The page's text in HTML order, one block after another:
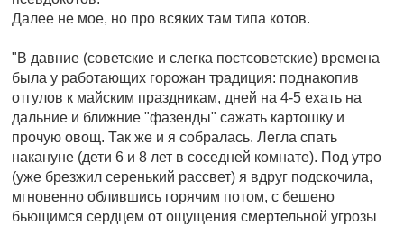
Далее не мое, но про всяких там типа котов.
"В давние (советские и слегка постсоветские) времена
была у работающих горожан традиция: поднакопив
отгулов к майским праздникам, дней на 4-5 ехать на
дальние и ближние "фазенды" сажать картошку и
прочую овощ. Так же и я собралась. Легла спать
накануне (дети 6 и 8 лет в соседней комнате). Под утро
(уже брезжил серенький рассвет) я вдруг подскочила,
мгновенно облившись горячим потом, с бешено
бьющимся сердцем от ощущения смертельной угрозы